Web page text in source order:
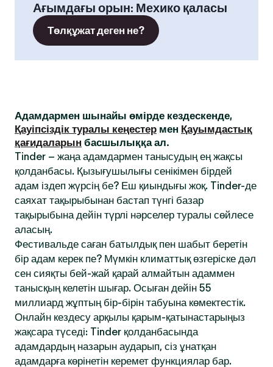
Ағымдағы орын: Мехико қаласы
Төлқұжат деген не?
Адамдармен шынайы өмірде кездескенде,
Қауіпсіздік туралы кеңестер мен Қауымдастық
қағидаларын басшылыққа ал.
Tinder – жаңа адамдармен танысудың ең жақсы
қолданбасы. Қызығушылығы сенікімен бірдей
адам іздеп жүрсің бе? Еш қиындығы жоқ. Tinder-де
саяхат тақырыбынан бастап түнгі базар
тақырыбына дейін түрлі нәрселер туралы сөйлесе
аласың.
Фестивальде саған батылдық пен шабыт беретін
бір адам керек пе? Мүмкін климаттық өзгеріске дәл
сен сияқты бей-жай қарай алмайтын адаммен
танысқың келетін шығар. Осыған дейін 55
миллиард жұптың бір-бірін табуына көмектестік.
Онлайн кездесу арқылы қарым-қатынастарыңыз
жақсара түседі: Tinder қолданбасында
адамдардың назарын аударып, сіз ұнатқан
адамдарға көрінетін керемет функциялар бар.